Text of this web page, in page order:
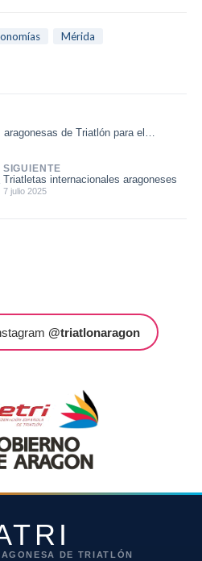
Mérida
de Triatlón para el
...
SIGUIENTE
Triatletas internacionales aragoneses
7 julio 2025
@triatlonaragon
DE TRIATLÓN